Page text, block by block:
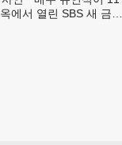
에서 열린 SBS 새 금토